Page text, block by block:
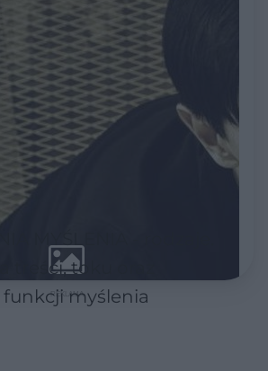
MYŚLENIA - rodzaje.
treści, toku oraz
myślenia